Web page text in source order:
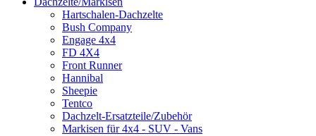
Hartschalen-Dachzelte
Bush Company
Engage 4x4
FD 4X4
Front Runner
Hannibal
Sheepie
Tentco
Dachzelt-Ersatzteile/Zubehör
Markisen für 4x4 - SUV - Vans